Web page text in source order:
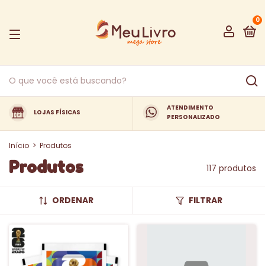
0
LOJAS FÍSICAS
ATENDIMENTO
PERSONALIZADO
Início > Produtos
Produtos 117 produtos
ORDENAR FILTRAR